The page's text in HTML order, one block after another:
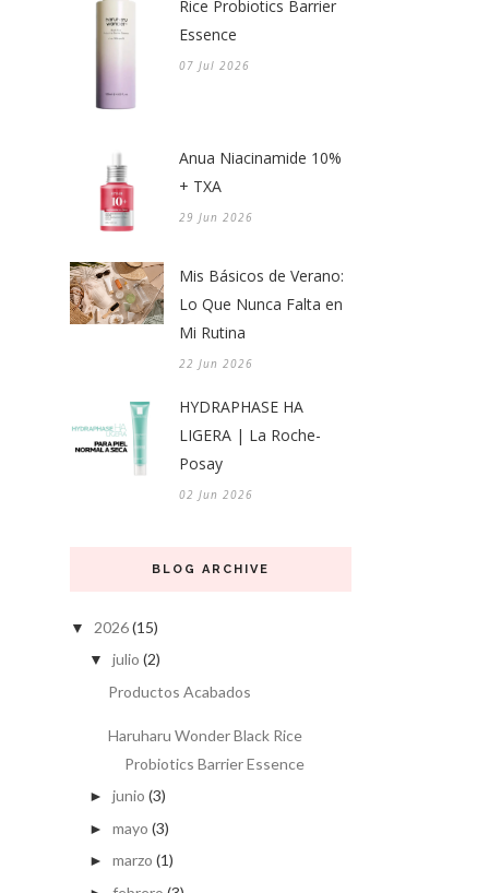
Rice Probiotics Barrier
Essence
07 Jul 2026
Anua Niacinamide 10%
+ TXA
29 Jun 2026
Mis Básicos de Verano:
Lo Que Nunca Falta en
Mi Rutina
22 Jun 2026
HYDRAPHASE HA
LIGERA | La Roche-
Posay
02 Jun 2026
BLOG ARCHIVE
▼ 2026(15)
▼ julio (2)
Productos Acabados
Haruharu Wonder Black Rice
Probiotics Barrier Essence
► junio (3)
► mayo (3)
► marzo (1)